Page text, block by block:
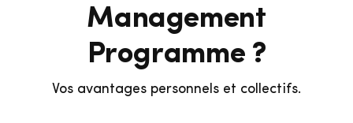
Management
Programme ?
Vos avantages personnels et collectifs.